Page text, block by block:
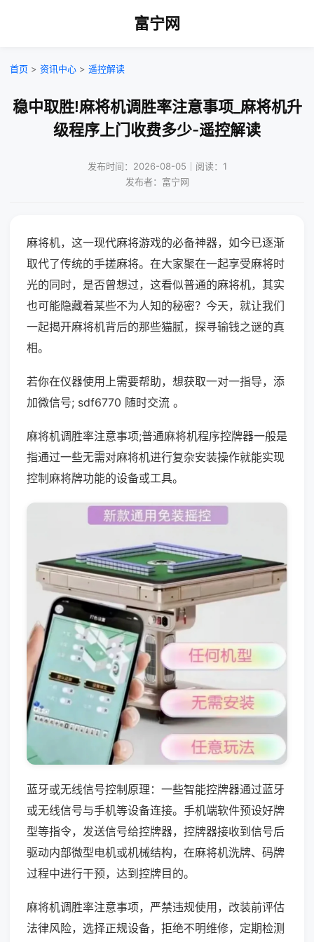
富宁网
首页 > 资讯中心 > 遥控解读
稳中取胜!麻将机调胜率注意事项_麻将机升
级程序上门收费多少-遥控解读
发布时间：2026-08-05｜阅读：1
发布者：富宁网
麻将机，这一现代麻将游戏的必备神器，如今已逐渐
取代了传统的手搓麻将。在大家聚在一起享受麻将时
光的同时，是否曾想过，这看似普通的麻将机，其实
也可能隐藏着某些不为人知的秘密？今天，就让我们
一起揭开麻将机背后的那些猫腻，探寻输钱之谜的真
相。
若你在仪器使用上需要帮助，想获取一对一指导，添
加微信号; sdf6770 随时交流 。
麻将机调胜率注意事项;普通麻将机程序控牌器一般是
指通过一些无需对麻将机进行复杂安装操作就能实现
控制麻将牌功能的设备或工具。
蓝牙或无线信号控制原理：一些智能控牌器通过蓝牙
或无线信号与手机等设备连接。手机端软件预设好牌
型等指令，发送信号给控牌器，控牌器接收到信号后
驱动内部微型电机或机械结构，在麻将机洗牌、码牌
过程中进行干预，达到控牌目的。
麻将机调胜率注意事项，严禁违规使用，改装前评估
法律风险，选择正规设备，拒绝不明维修，定期检测